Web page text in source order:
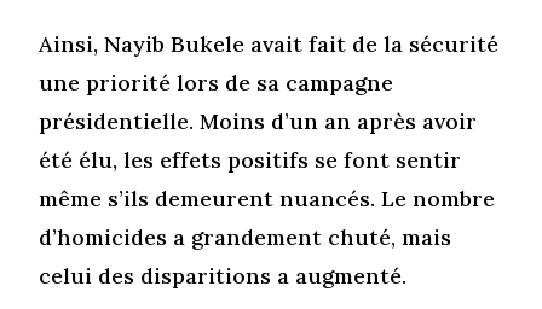
Ainsi, Nayib Bukele avait fait de la sécurité
une priorité lors de sa campagne
présidentielle. Moins d’un an après avoir
été élu, les effets positifs se font sentir
même s’ils demeurent nuancés. Le nombre
d’homicides a grandement chuté, mais
celui des disparitions a augmenté.